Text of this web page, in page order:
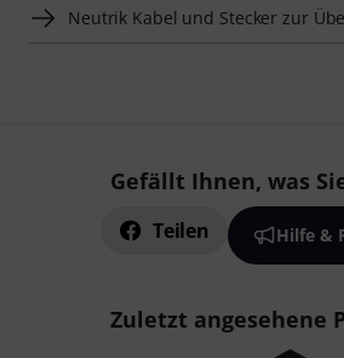
Neutrik Kabel und Stecker zur
Gefällt Ihnen, was
Teilen Hilfe &
Zuletzt angesehene